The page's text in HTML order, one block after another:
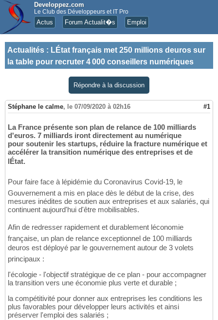
Developpez.com
Le Club des Développeurs et IT Pro
Actus Forum Actualit�s Emploi
Actualités : LÉtat français met 250 millions deuros sur
la table pour recruter 4 000 conseillers numériques
Répondre à la discussion
Stéphane le calme, le 07/09/2020 à 02h16 #1
La France présente son plan de relance de 100 milliards
d'euros. 7 milliards iront directement au numérique
pour soutenir les startups, réduire la fracture numérique et
accélérer la transition numérique des entreprises et de
lÉtat.
Pour faire face à lépidémie du Coronavirus Covid-19, le
Gouvernement a mis en place dès le début de la crise, des
mesures inédites de soutien aux entreprises et aux salariés, qui
continuent aujourd'hui d'être mobilisables.
Afin de redresser rapidement et durablement léconomie
française, un plan de relance exceptionnel de 100 milliards
deuros est déployé par le gouvernement autour de 3 volets
principaux :
l'écologie - l'objectif stratégique de ce plan - pour accompagner
la transition vers une économie plus verte et durable ;
la compétitivité pour donner aux entreprises les conditions les
plus favorables pour développer leurs activités et ainsi
préserver l'emploi des salariés ;